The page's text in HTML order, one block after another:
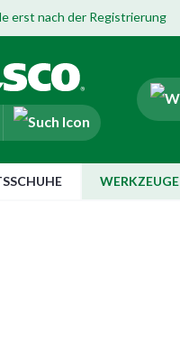
erst nach der Registrierung
WERKZEUGE